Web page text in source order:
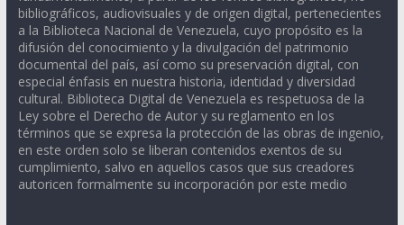
bibliográficos, audiovisuales y de origen digital, pertenecientes
a la Biblioteca Nacional de Venezuela, cuyo propósito es la
difusión del conocimiento y la divulgación del patrimonio
documental del país, así como su preservación digital, con
especial énfasis en nuestra historia, identidad y diversidad
cultural. Biblioteca Digital de Venezuela es respetuosa de la
Ley sobre el Derecho de Autor y su reglamento en los
términos que se expresa la protección de las obras de ingenio,
en este orden solo se liberan contenidos exentos de su
cumplimiento, salvo en aquellos casos que sus creadores
autoricen formalmente su incorporación por este medio